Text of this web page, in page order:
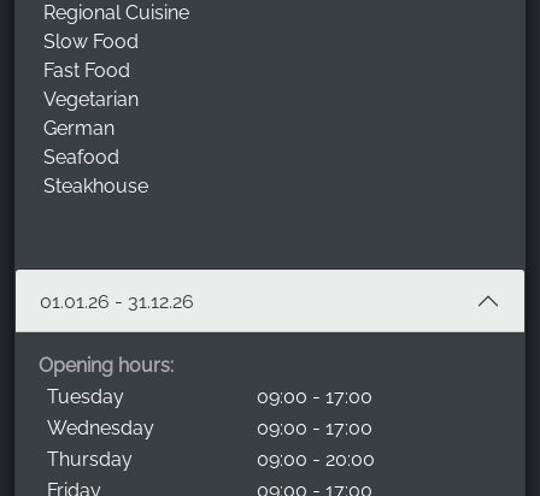
Regional Cuisine
Slow Food
Fast Food
Vegetarian
German
Seafood
Steakhouse
01.01.26 - 31.12.26
Opening hours:
Tuesday
09:00 - 17:00
Wednesday
09:00 - 17:00
Thursday
09:00 - 20:00
Friday
09:00 - 17:00